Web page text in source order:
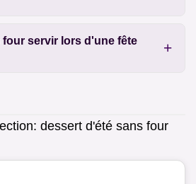
servir lors d'une fête
dessert d'été sans four